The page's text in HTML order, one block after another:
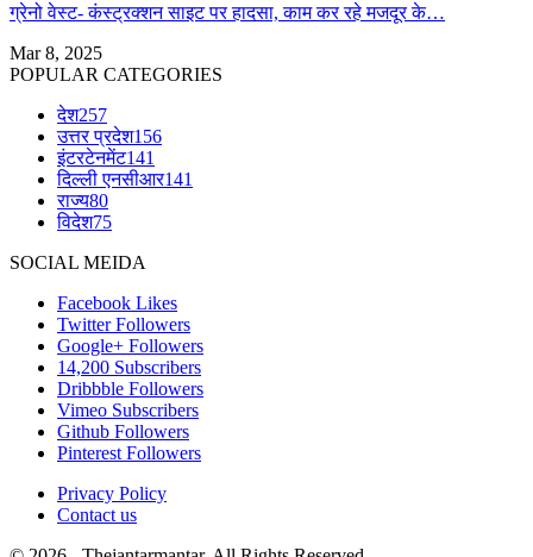
ग्रेनो वेस्ट- कंस्ट्रक्शन साइट पर हादसा, काम कर रहे मजदूर के…
Mar 8, 2025
POPULAR CATEGORIES
देश257
उत्तर प्रदेश156
इंटरटेनमेंट141
दिल्ली एनसीआर141
राज्य80
विदेश75
SOCIAL MEIDA
Facebook Likes
Twitter Followers
Google+ Followers
14,200 Subscribers
Dribbble Followers
Vimeo Subscribers
Github Followers
Pinterest Followers
Privacy Policy
Contact us